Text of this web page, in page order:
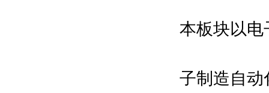
本板块以电
子制造自动